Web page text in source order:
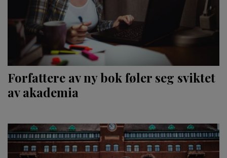
Forfattere av ny bok føler seg sviktet
av akademia